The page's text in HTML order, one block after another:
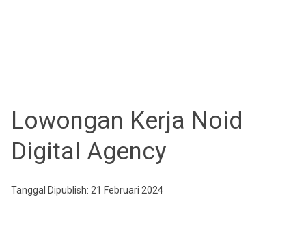
Lowongan Kerja Noid
Digital Agency
Tanggal Dipublish: 21 Februari 2024